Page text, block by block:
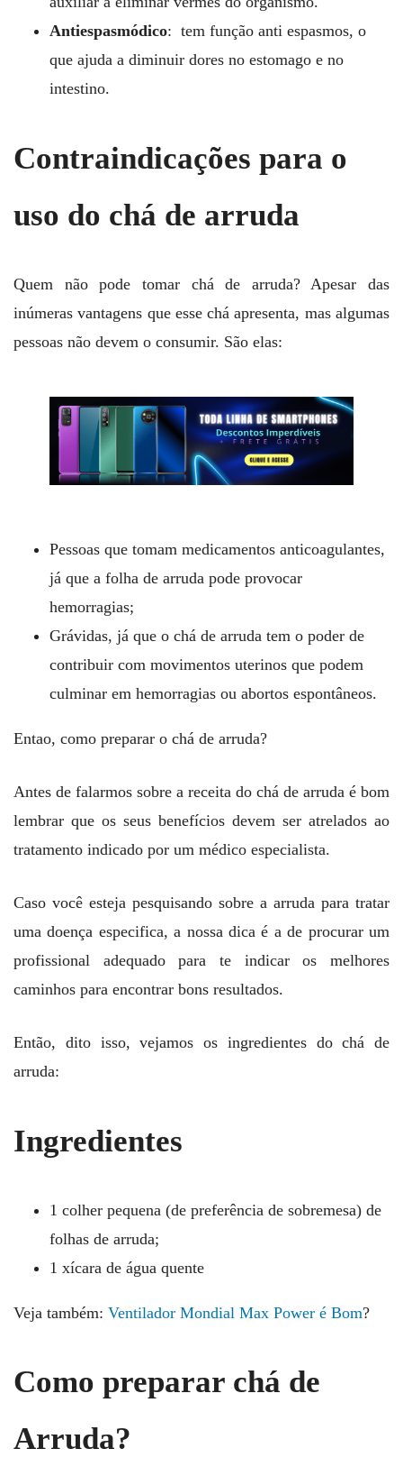
Antiespasmódico: tem função anti espasmos, o
que ajuda a diminuir dores no estomago e no
intestino.
Contraindicações para o
uso do chá de arruda
Quem não pode tomar chá de arruda? Apesar das
inúmeras vantagens que esse chá apresenta, mas algumas
pessoas não devem o consumir. São elas:
Pessoas que tomam medicamentos anticoagulantes,
já que a folha de arruda pode provocar
hemorragias;
Grávidas, já que o chá de arruda tem o poder de
contribuir com movimentos uterinos que podem
culminar em hemorragias ou abortos espontâneos.
Entao, como preparar o chá de arruda?
Antes de falarmos sobre a receita do chá de arruda é bom
lembrar que os seus benefícios devem ser atrelados ao
tratamento indicado por um médico especialista.
Caso você esteja pesquisando sobre a arruda para tratar
uma doença especifica, a nossa dica é a de procurar um
profissional adequado para te indicar os melhores
caminhos para encontrar bons resultados.
Então, dito isso, vejamos os ingredientes do chá de
arruda:
Ingredientes
1 colher pequena (de preferência de sobremesa) de
folhas de arruda;
1 xícara de água quente
Veja também: Ventilador Mondial Max Power é Bom?
Como preparar chá de
Arruda?